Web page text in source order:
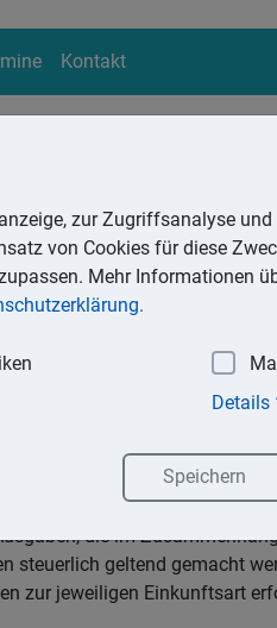
Kontakt
Suchen
des
Sonderausgaben oder den
die im
steuerlich geltend gemacht
zur jeweiligen Einkunftsart
zur Zugriffsanalyse
von Cookies für diese
Mehr Informationen
Details
Speichern